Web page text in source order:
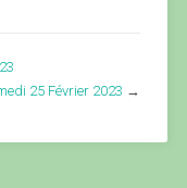
25 Février 2023 →